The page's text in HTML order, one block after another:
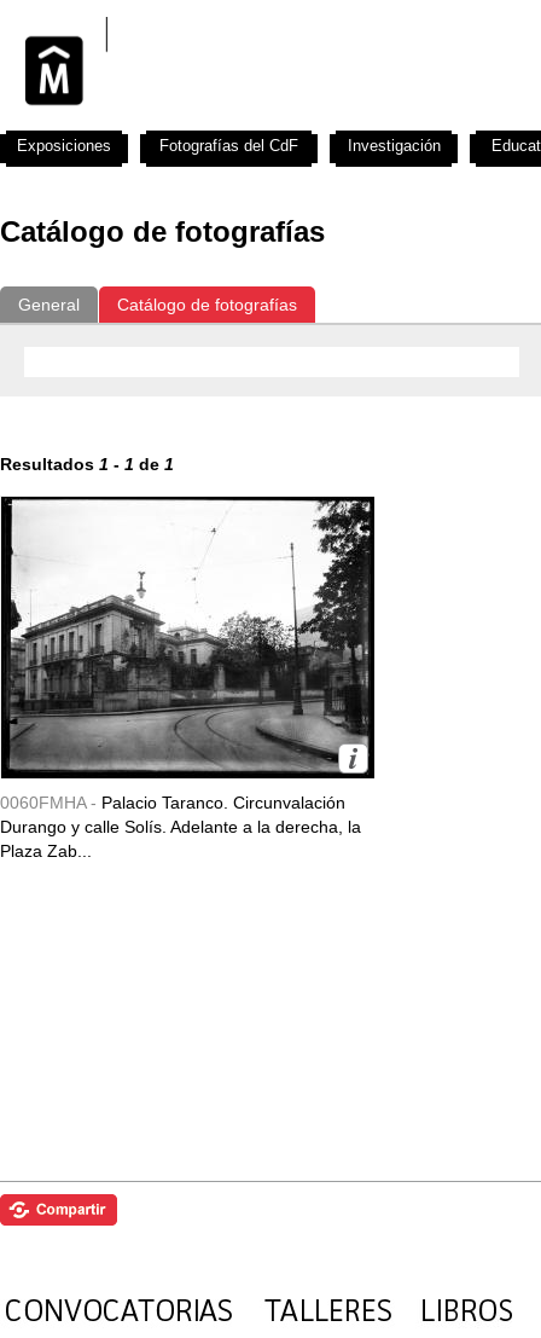
Catálogo de fotografías
General Catálogo de fotografías
Resultados 1 - 1 de 1
0060FMHA - Palacio Taranco. Circunvalación
Durango y calle Solís. Adelante a la derecha, la
Plaza Zab...
Exposiciones Fotografías del CdF Investigación